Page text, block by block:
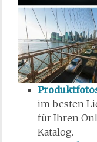
im besten
für Ihren
Katalog.